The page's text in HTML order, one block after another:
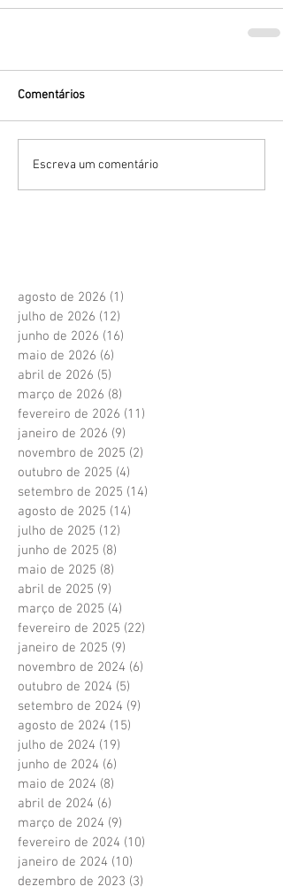
Comentários
Escreva um comentário
agosto de 2026 (1)
julho de 2026 (12)
junho de 2026 (16)
maio de 2026 (6)
abril de 2026 (5)
março de 2026 (8)
fevereiro de 2026 (11)
janeiro de 2026 (9)
novembro de 2025 (2)
outubro de 2025 (4)
setembro de 2025 (14)
agosto de 2025 (14)
julho de 2025 (12)
junho de 2025 (8)
maio de 2025 (8)
abril de 2025 (9)
março de 2025 (4)
fevereiro de 2025 (22)
janeiro de 2025 (9)
novembro de 2024 (6)
outubro de 2024 (5)
setembro de 2024 (9)
agosto de 2024 (15)
julho de 2024 (19)
junho de 2024 (6)
maio de 2024 (8)
abril de 2024 (6)
março de 2024 (9)
fevereiro de 2024 (10)
janeiro de 2024 (10)
dezembro de 2023 (3)